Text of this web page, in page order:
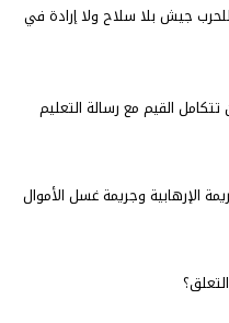
للحرب جيش بلا سلاح ولا إرادة في
القيم مع رسالة التعليم
الإرهابية وجريمة غسل الأموال